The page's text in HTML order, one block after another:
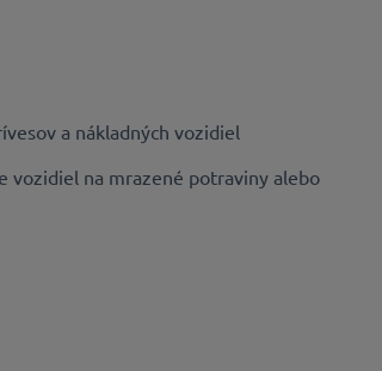
a nákladných vozidiel
vozidiel na mrazené potraviny alebo